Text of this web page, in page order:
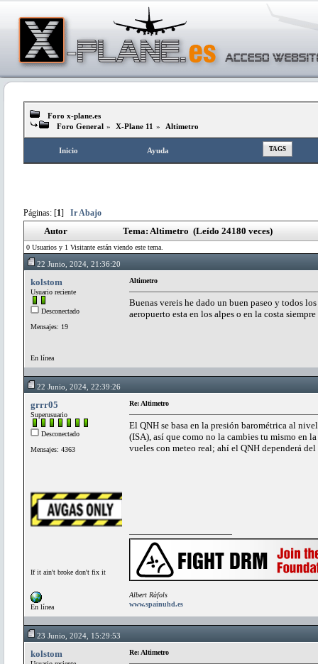
Foro x-plane.es
Foro General » X-Plane 11 » Altimetro
Inicio Ayuda TAGS
Páginas: [1] Ir Abajo
Autor Tema: Altimetro (Leído 24180 veces)
0 Usuarios y 1 Visitante están viendo este tema.
22 Junio, 2024, 21:36:20
kolstom
Usuario reciente
Desconectado
Mensajes: 19
En línea
Altimetro
Buenas vereis he dado un buen paseo y todos
aeropuerto esta en los alpes o en la costa
22 Junio, 2024, 22:39:26
grrr05
Superusuario
Desconectado
Mensajes: 4363
If it ain't broke don't fix it
En línea
Re: Altimetro
El QNH se basa en la presión barométrica al
(ISA), así que como no la cambies tu mismo en
vueles con meteo real; ahí el QNH dependerá
Albert Ràfols
www.spainuhd.es
23 Junio, 2024, 15:29:53
kolstom Re: Altimetro